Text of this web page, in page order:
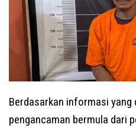
Berdasarkan informasi
pengancaman bermula dari